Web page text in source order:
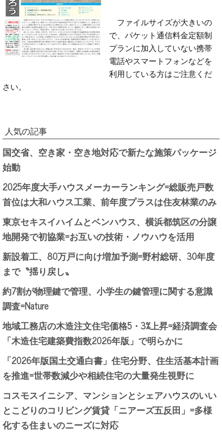
ファイルサイズが大きいの
で、パケット通信料金定額制
プランに加入していない携帯
電話やスマートフォンなどを
利用している方はご注意くだ
さい。
人気の記事
国交省、空き家・空き地対応で新たな施策パッケージ
始動
2025年度大手ハウスメーカーランキング=総販売戸数
首位は大和ハウス工業、前年度プラスは住友林業のみ
東京セキスイハイムとベンハウス、横浜都筑区の分譲
地開発で初協業=お互いの技術・ノウハウを活用
新設着工、80万戸に向け増加予測=野村総研、30年度
まで〝揺り戻し〟
約7割が物理鍵で管理、小学生の鍵管理に関する意識
調査=Nature
地域工務店の木造注文住宅価格5・3%上昇=経済調査会
「木造住宅建築費指数2026年版」で明らかに
「2026年版国土交通白書」住宅分野、住生活基本計画
を推進=世帯数減少や相続住宅の大量発生視野に
コスモスイニシア、マンションとシェアハウスのいい
とこどりのコリビング賃貸「ニアーズ五反田」=多様
化する住まいのニーズに対応